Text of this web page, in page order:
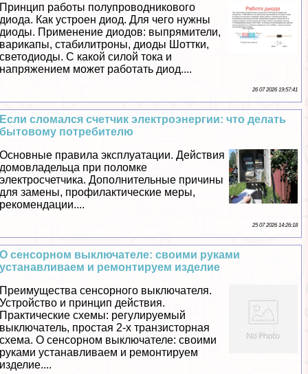
Принцип работы полупроводникового
диода. Как устроен диод. Для чего нужны
диоды. Применение диодов: выпрямители,
варикапы, стабилитроны, диоды Шоттки,
светодиоды. С какой силой тока и
напряжением может работать диод....
26 07 2026 19:57:41
Если сломался счетчик электроэнергии: что делать
бытовому потребителю
Основные правила эксплуатации. Действия
домовладельца при поломке
электросчетчика. Дополнительные причины
для замены, профилактические меры,
рекомендации....
25 07 2026 14:26:18
О сенсорном выключателе: своими руками
устанавливаем и ремонтируем изделие
Преимущества сенсорного выключателя.
Устройство и принцип действия.
Пpaктические схемы: регулируемый
выключатель, простая 2-х транзисторная
схема. О сенсорном выключателе: своими
руками устанавливаем и ремонтируем
изделие....